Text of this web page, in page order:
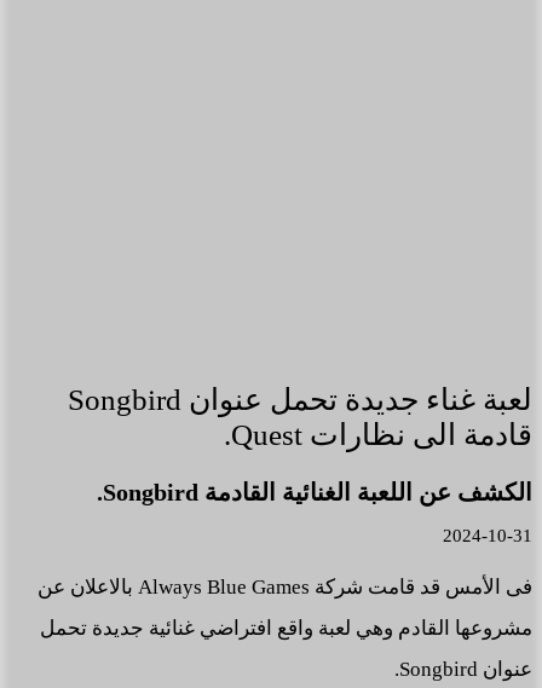
لعبة غناء جديدة تحمل عنوان Songbird
قادمة الى نظارات Quest.
الكشف عن اللعبة الغنائية القادمة Songbird.
2024-10-31
فى الأمس قد قامت شركة Always Blue Games بالاعلان عن
مشروعها القادم وهي لعبة واقع افتراضي غنائية جديدة تحمل
عنوان Songbird.